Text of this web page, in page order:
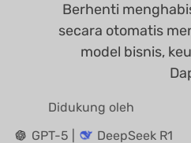
Berhenti
secara otomatis
model bisnis,
Didukung oleh
GPT-5 |
DeepSeek R1